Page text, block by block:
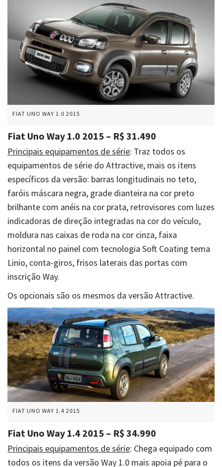
FIAT UNO WAY 1.0 2015
Fiat Uno Way 1.0 2015 – R$ 31.490
Principais equipamentos de série: Traz todos os
equipamentos de série do Attractive, mais os itens
específicos da versão: barras longitudinais no teto,
faróis máscara negra, grade dianteira na cor preto
brilhante com anéis na cor prata, retrovisores com luzes
indicadoras de direção integradas na cor do veículo,
moldura nas caixas de roda na cor cinza, faixa
horizontal no painel com tecnologia Soft Coating tema
Linio, conta-giros, frisos laterais das portas com
inscrição Way.
Os opcionais são os mesmos da versão Attractive.
FIAT UNO WAY 1.4 2015
Fiat Uno Way 1.4 2015 – R$ 34.990
Principais equipamentos de série: Chega equipado com
todos os itens da versão Way 1.0 mais apoia pé para o